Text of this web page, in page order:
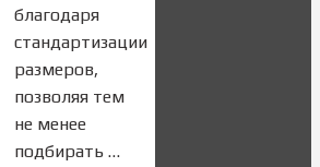
благодаря
стандартизации
размеров,
позволяя тем
не менее
подбирать …